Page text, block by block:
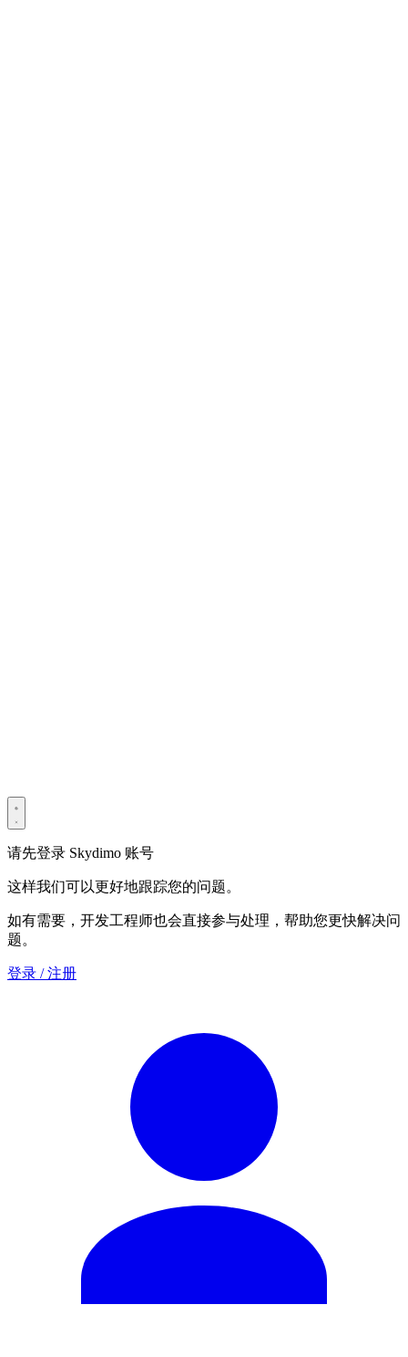
请先登录 Skydimo 账号
这样我们可以更好地跟踪您的问题。
如有需要，开发工程师也会直接参与处理，帮助您更快解决问
题。
登录 / 注册